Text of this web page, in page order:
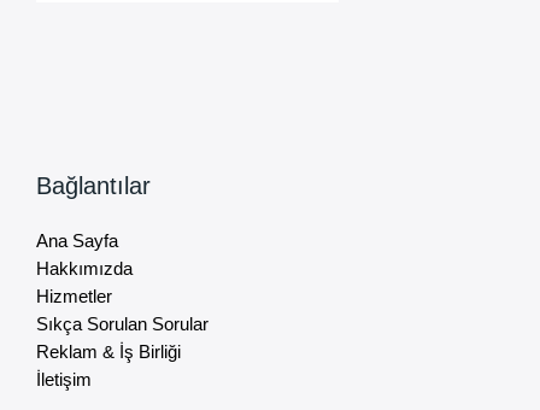
Bağlantılar
Ana Sayfa
Hakkımızda
Hizmetler
Sıkça Sorulan Sorular
Reklam & İş Birliği
İletişim